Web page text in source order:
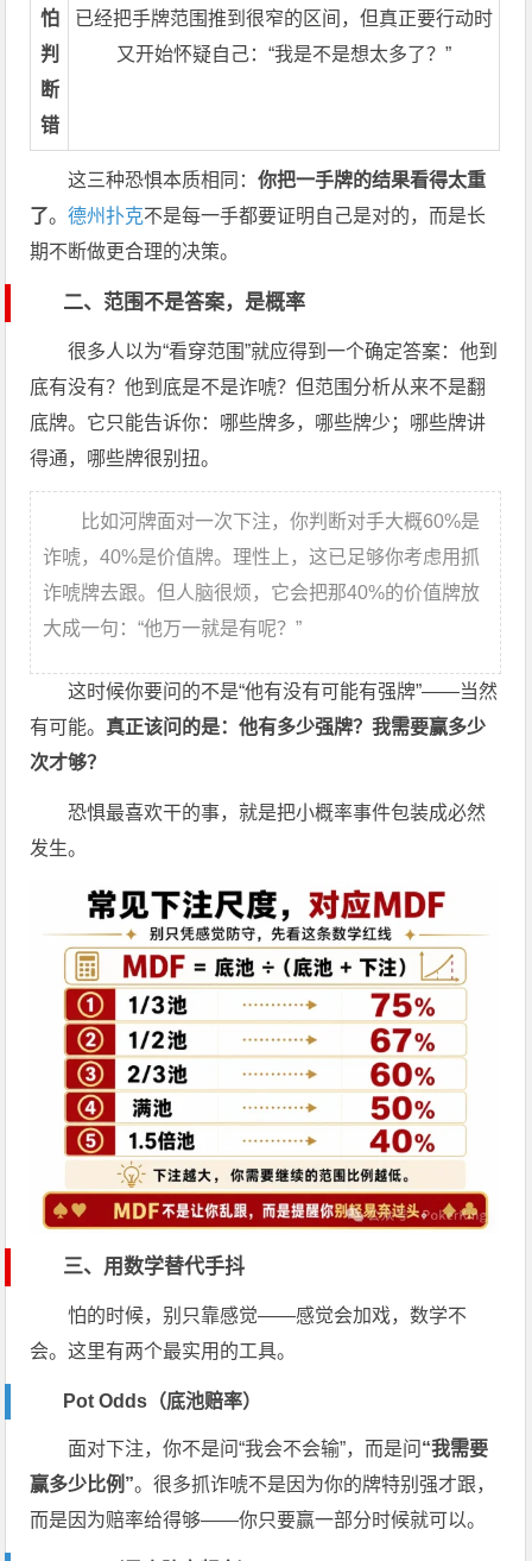
怕
判
断
错
已经把手牌范围推到很窄的区间，但真正要行动时
又开始怀疑自己：“我是不是想太多了？”
这三种恐惧本质相同：你把一手牌的结果看得太重
了。德州扑克不是每一手都要证明自己是对的，而是长
期不断做更合理的决策。
二、范围不是答案，是概率
很多人以为“看穿范围”就应得到一个确定答案：他到
底有没有？他到底是不是诈唬？但范围分析从来不是翻
底牌。它只能告诉你：哪些牌多，哪些牌少；哪些牌讲
得通，哪些牌很别扭。
比如河牌面对一次下注，你判断对手大概60%是
诈唬，40%是价值牌。理性上，这已足够你考虑用抓
诈唬牌去跟。但人脑很烦，它会把那40%的价值牌放
大成一句：“他万一就是有呢？”
这时候你要问的不是“他有没有可能有强牌”——当然
有可能。 真正该问的是：他有多少强牌？我需要赢多少
次才够？
恐惧最喜欢干的事，就是把小概率事件包装成必然
发生。
三、用数学替代手抖
怕的时候，别只靠感觉——感觉会加戏，数学不
会。这里有两个最实用的工具。
Pot Odds（底池赔率）
面对下注，你不是问“我会不会输”，而是问 “我需要
赢多少比例”。很多抓诈唬不是因为你的牌特别强才跟，
而是因为赔率给得够——你只要赢一部分时候就可以。